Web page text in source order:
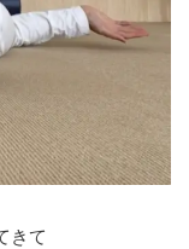
きて